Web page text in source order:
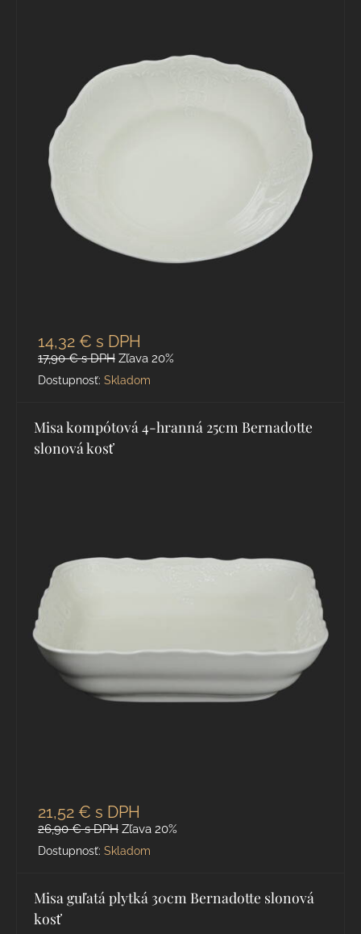
14,32 € s DPH
17,90 €s DPH Zľava 20%
Dostupnosť: Skladom
Misa kompótová 4-hranná 25cm Bernadotte
slonová kosť
21,52 € s DPH
26,90 €s DPH Zľava 20%
Dostupnosť: Skladom
Misa guľatá plytká 30cm Bernadotte slonová
kosť